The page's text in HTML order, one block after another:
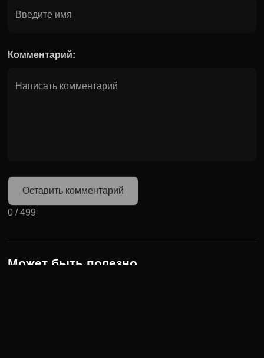
Комментарий:
Оставить комментарий
0 /499
Может быть полезно